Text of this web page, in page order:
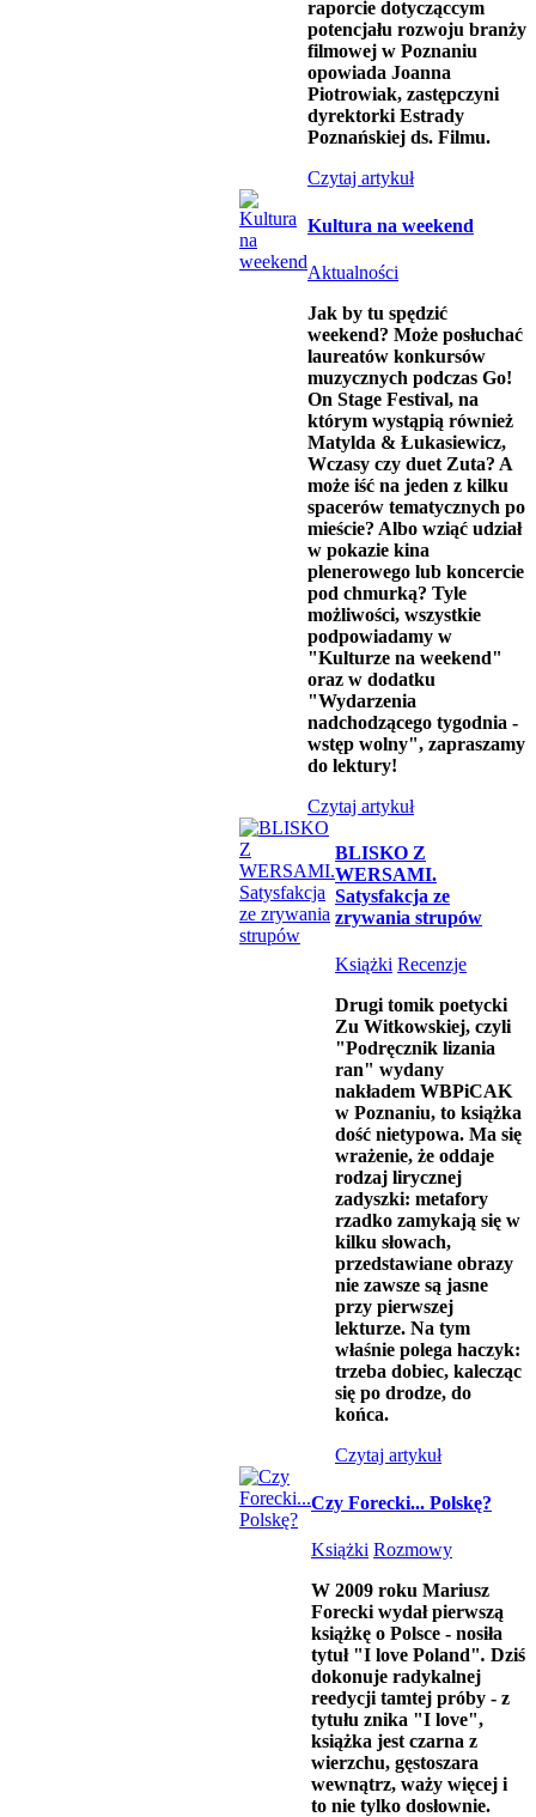
raporcie dotycząccym
potencjału rozwoju branży
filmowej w Poznaniu
opowiada Joanna
Piotrowiak, zastępczyni
dyrektorki Estrady
Poznańskiej ds. Filmu.
Czytaj artykuł
Kultura na weekend
Aktualności
Jak by tu spędzić
weekend? Może posłuchać
laureatów konkursów
muzycznych podczas Go!
On Stage Festival, na
którym wystąpią również
Matylda & Łukasiewicz,
Wczasy czy duet Zuta? A
może iść na jeden z kilku
spacerów tematycznych po
mieście? Albo wziąć udział
w pokazie kina
plenerowego lub koncercie
pod chmurką? Tyle
możliwości, wszystkie
podpowiadamy w
"Kulturze na weekend"
oraz w dodatku
"Wydarzenia
nadchodzącego tygodnia -
wstęp wolny", zapraszamy
do lektury!
Czytaj artykuł
BLISKO Z
WERSAMI.
Satysfakcja ze
zrywania strupów
Książki Recenzje
Drugi tomik poetycki
Zu Witkowskiej, czyli
"Podręcznik lizania
ran" wydany
nakładem WBPiCAK
w Poznaniu, to książka
dość nietypowa. Ma się
wrażenie, że oddaje
rodzaj lirycznej
zadyszki: metafory
rzadko zamykają się w
kilku słowach,
przedstawiane obrazy
nie zawsze są jasne
przy pierwszej
lekturze. Na tym
właśnie polega haczyk:
trzeba dobiec, kalecząc
się po drodze, do
końca.
Czytaj artykuł
Czy Forecki... Polskę?
Książki Rozmowy
W 2009 roku Mariusz
Forecki wydał pierwszą
książkę o Polsce - nosiła
tytuł "I love Poland". Dziś
dokonuje radykalnej
reedycji tamtej próby - z
tytułu znika "I love",
książka jest czarna z
wierzchu, gęstoszara
wewnątrz, waży więcej i
to nie tylko dosłownie.